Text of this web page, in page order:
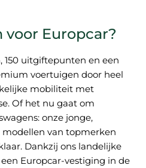
Europcar?
150 uitgiftepunten en een
voertuigen door heel
mobiliteit met
Of het nu gaat om
onze jonge,
van topmerken
Dankzij ons landelijke
Europcar-vestiging in de